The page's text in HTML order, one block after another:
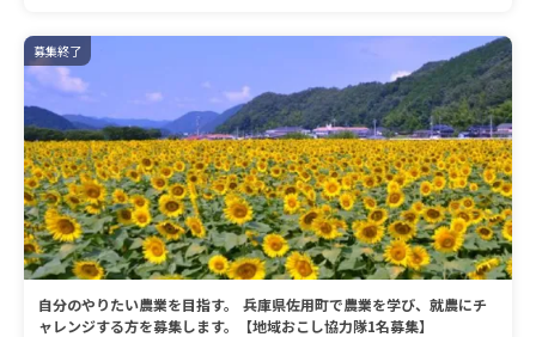
募集終了
自分のやりたい農業を目指す。 兵庫県佐用町で農業を学び、就農にチ
ャレンジする方を募集します。【地域おこし協力隊1名募集】